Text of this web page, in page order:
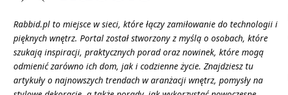
Rabbid.pl to miejsce w sieci, które łączy zamiłowanie do technologii i
pięknych wnętrz. Portal został stworzony z myślą o osobach, które
szukają inspiracji, praktycznych porad oraz nowinek, które mogą
odmienić zarówno ich dom, jak i codzienne życie. Znajdziesz tu
artykuły o najnowszych trendach w aranżacji wnętrz, pomysły na